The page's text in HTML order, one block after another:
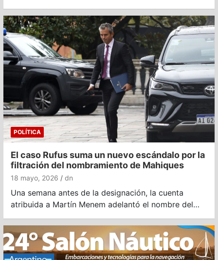
POLÍTICA
El caso Rufus suma un nuevo escándalo por la
filtración del nombramiento de Mahiques
18 mayo, 2026 dn
Una semana antes de la designación, la cuenta
atribuida a Martín Menem adelantó el nombre del…